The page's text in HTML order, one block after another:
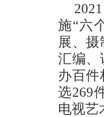
施“六
展、
汇编、
办百
选269
电视艺